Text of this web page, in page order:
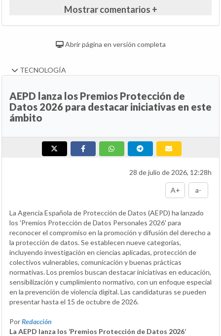
Mostrar comentarios +
Abrir página en versión completa
TECNOLOGÍA
AEPD lanza los Premios Protección de
Datos 2026 para destacar iniciativas en este
ámbito
28 de julio de 2026, 12:28h
A+ a-
La Agencia Española de Protección de Datos (AEPD) ha lanzado
los 'Premios Protección de Datos Personales 2026' para
reconocer el compromiso en la promoción y difusión del derecho a
la protección de datos. Se establecen nueve categorías,
incluyendo investigación en ciencias aplicadas, protección de
colectivos vulnerables, comunicación y buenas prácticas
normativas. Los premios buscan destacar iniciativas en educación,
sensibilización y cumplimiento normativo, con un enfoque especial
en la prevención de violencia digital. Las candidaturas se pueden
presentar hasta el 15 de octubre de 2026.
PorRedacción
La AEPD lanza los ‘Premios Protección de Datos 2026’